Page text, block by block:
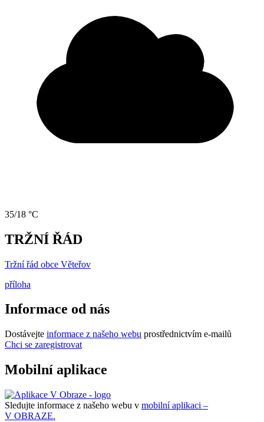
35/18 °C
TRŽNÍ ŘÁD
Tržní řád obce Věteřov
příloha
Informace od nás
Dostávejte informace z našeho webu prostřednictvím e-mailů
Chci se zaregistrovat
Mobilní aplikace
Sledujte informace z našeho webu v mobilní aplikaci –
V OBRAZE.